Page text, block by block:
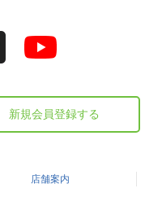
新規会員登録する
店舗案内